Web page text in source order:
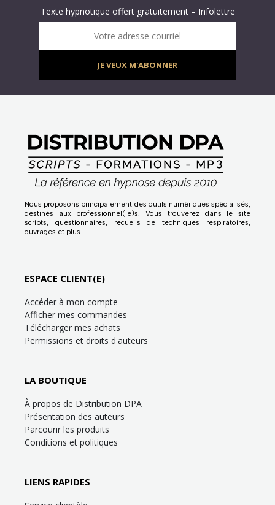
Texte hypnotique offert gratuitement – Infolettre
Infolettre : obtenez un MP3 d’hypnose gratuit !
Votre adresse courriel
JE VEUX M'ABONNER
Nous proposons principalement des outils numériques spécialisés,
destinés aux professionnel(le)s. Vous trouverez dans le site
scripts, questionnaires, recueils de techniques respiratoires,
ouvrages et plus.
ESPACE CLIENT(E)
Accéder à mon compte
Afficher mes commandes
Télécharger mes achats
Permissions et droits d'auteurs
LA BOUTIQUE
À propos de Distribution DPA
Présentation des auteurs
Parcourir les produits
Conditions et politiques
LIENS RAPIDES